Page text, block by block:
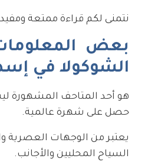
نتمنى لكم قراءة ممتعة
بعض
الشوكولا في
هو أحد المتاحف المشهورة
حصل على شهرة عالمية.
يعتبر من الوجهات العصرية
السياح المحليين والأجانب.